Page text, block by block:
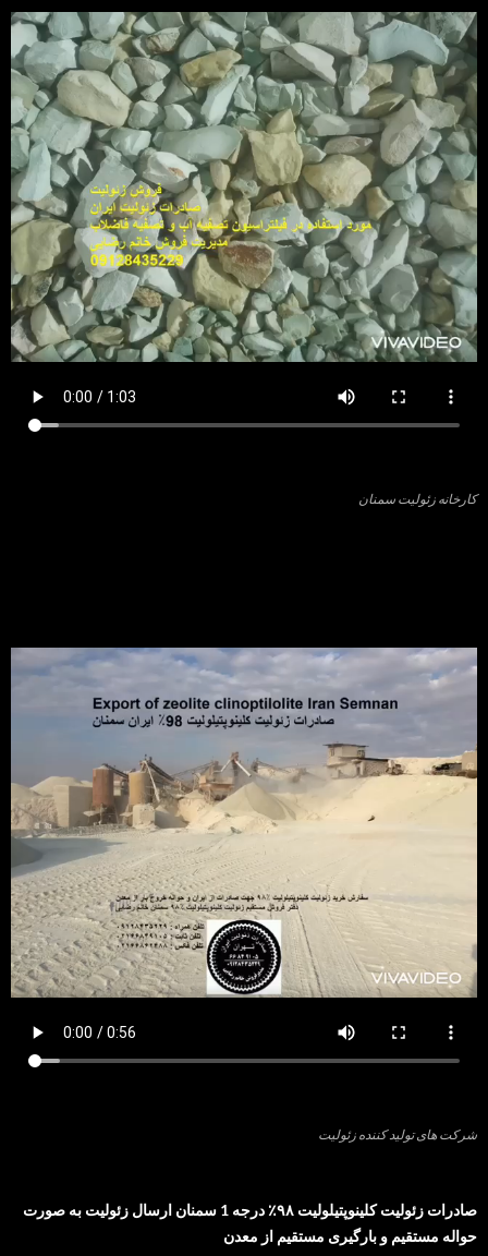
کارخانه زئولیت سمنان
شرکت های تولید کننده زئولیت
صادرات زئولیت کلینوپتیلولیت ۹۸٪ درجه 1 سمنان ارسال زئولیت به صورت
حواله مستقیم و بارگیری مستقیم از معدن